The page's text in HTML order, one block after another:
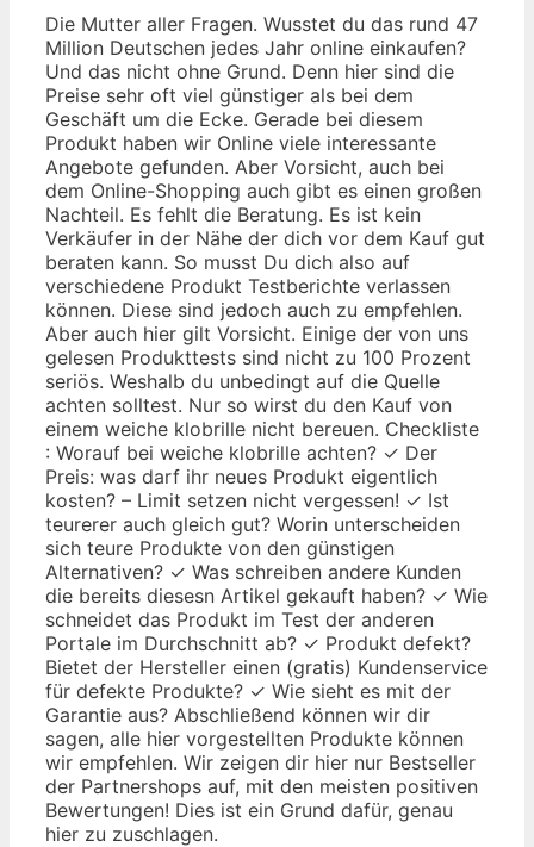
Die Mutter aller Fragen. Wusstet du das rund 47
Million Deutschen jedes Jahr online einkaufen?
Und das nicht ohne Grund. Denn hier sind die
Preise sehr oft viel günstiger als bei dem
Geschäft um die Ecke. Gerade bei diesem
Produkt haben wir Online viele interessante
Angebote gefunden. Aber Vorsicht, auch bei
dem Online-Shopping auch gibt es einen großen
Nachteil. Es fehlt die Beratung. Es ist kein
Verkäufer in der Nähe der dich vor dem Kauf gut
beraten kann. So musst Du dich also auf
verschiedene Produkt Testberichte verlassen
können. Diese sind jedoch auch zu empfehlen.
Aber auch hier gilt Vorsicht. Einige der von uns
gelesen Produkttests sind nicht zu 100 Prozent
seriös. Weshalb du unbedingt auf die Quelle
achten solltest. Nur so wirst du den Kauf von
einem weiche klobrille nicht bereuen. Checkliste
: Worauf bei weiche klobrille achten? ✓ Der
Preis: was darf ihr neues Produkt eigentlich
kosten? – Limit setzen nicht vergessen! ✓ Ist
teurerer auch gleich gut? Worin unterscheiden
sich teure Produkte von den günstigen
Alternativen? ✓ Was schreiben andere Kunden
die bereits diesesn Artikel gekauft haben? ✓ Wie
schneidet das Produkt im Test der anderen
Portale im Durchschnitt ab? ✓ Produkt defekt?
Bietet der Hersteller einen (gratis) Kundenservice
für defekte Produkte? ✓ Wie sieht es mit der
Garantie aus? Abschließend können wir dir
sagen, alle hier vorgestellten Produkte können
wir empfehlen. Wir zeigen dir hier nur Bestseller
der Partnershops auf, mit den meisten positiven
Bewertungen! Dies ist ein Grund dafür, genau
hier zu zuschlagen.